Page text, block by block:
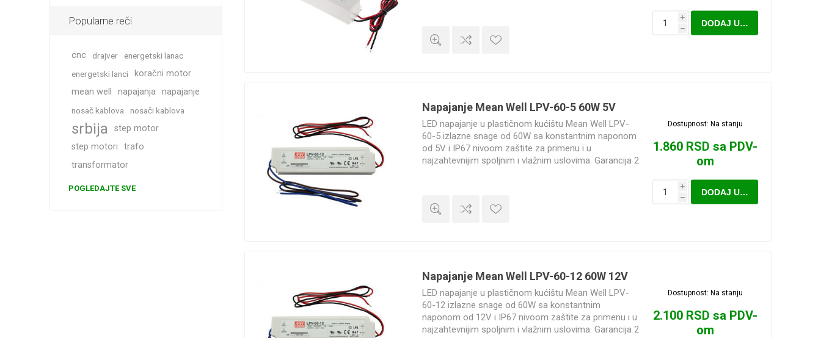
i
h
DODAJ U KORPU
Napajanje Mean Well LPV-60-5 60W 5V
LED napajanje u plastičnom kućištu Mean Well LPV-
60-5 izlazne snage od 60W sa konstantnim naponom
od 5V i IP67 nivoom zaštite za primenu i u
najzahtevnijim spoljnim i vlažnim uslovima. Garancija 2
Dostupnost:Na stanju
1.860 RSD sa PDV-
om
i
h
DODAJ U KORPU
Napajanje Mean Well LPV-60-12 60W 12V
LED napajanje u plastičnom kućištu Mean Well LPV-
60-12 izlazne snage od 60W sa konstantnim
naponom od 12V i IP67 nivoom zaštite za primenu i u
najzahtevnijim spoljnim i vlažnim uslovima. Garancija 2
Dostupnost:Na stanju
2.100 RSD sa PDV-
om
Popularne reči
cnc drajver
energetski lanac
energetski lanci
koračni motor
mean well
napajanja napajanje
nosač kablova nosači kablova
srbija
step motor
step motori
trafo
transformator
POGLEDAJTE SVE